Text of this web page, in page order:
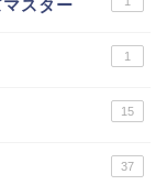
スター
1
15
37